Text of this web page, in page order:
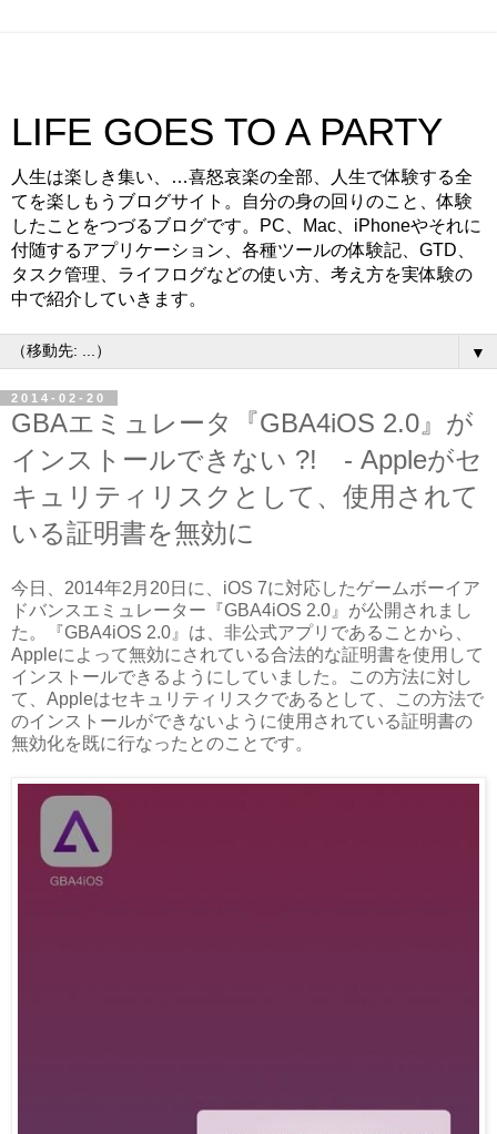
LIFE GOES TO A PARTY
人生は楽しき集い、…喜怒哀楽の全部、人生で体験する全
てを楽しもうブログサイト。自分の身の回りのこと、体験
したことをつづるブログです。PC、Mac、iPhoneやそれに
付随するアプリケーション、各種ツールの体験記、GTD、
タスク管理、ライフログなどの使い方、考え方を実体験の
中で紹介していきます。
▼
2014-02-20
GBAエミュレータ『GBA4iOS 2.0』が
インストールできない ?! - Appleがセ
キュリティリスクとして、使用されて
いる証明書を無効に
今日、2014年2月20日に、iOS 7に対応したゲームボーイア
ドバンスエミュレーター『GBA4iOS 2.0』が公開されまし
た。『GBA4iOS 2.0』は、非公式アプリであることから、
Appleによって無効にされている合法的な証明書を使用して
インストールできるようにしていました。この方法に対し
て、Appleはセキュリティリスクであるとして、この方法で
のインストールができないように使用されている証明書の
無効化を既に行なったとのことです。